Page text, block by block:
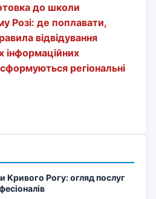
до школи
Розі: де поплавати,
відвідування
інформаційних
регіональні
Кривого Рогу: огляд послуг